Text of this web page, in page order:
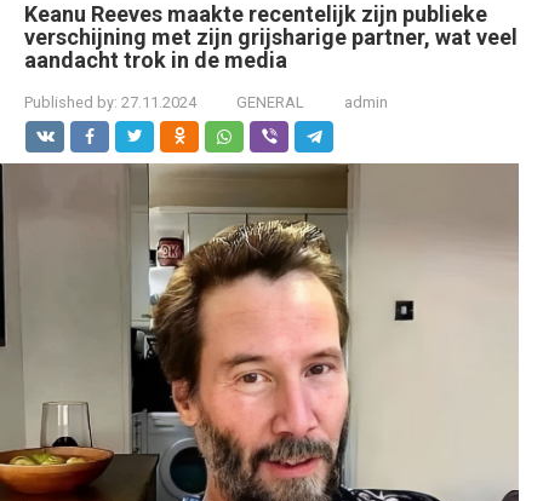
Keanu Reeves maakte recentelijk zijn publieke
verschijning met zijn grijsharige partner, wat veel
aandacht trok in de media
Published by: 27.11.2024 GENERAL admin